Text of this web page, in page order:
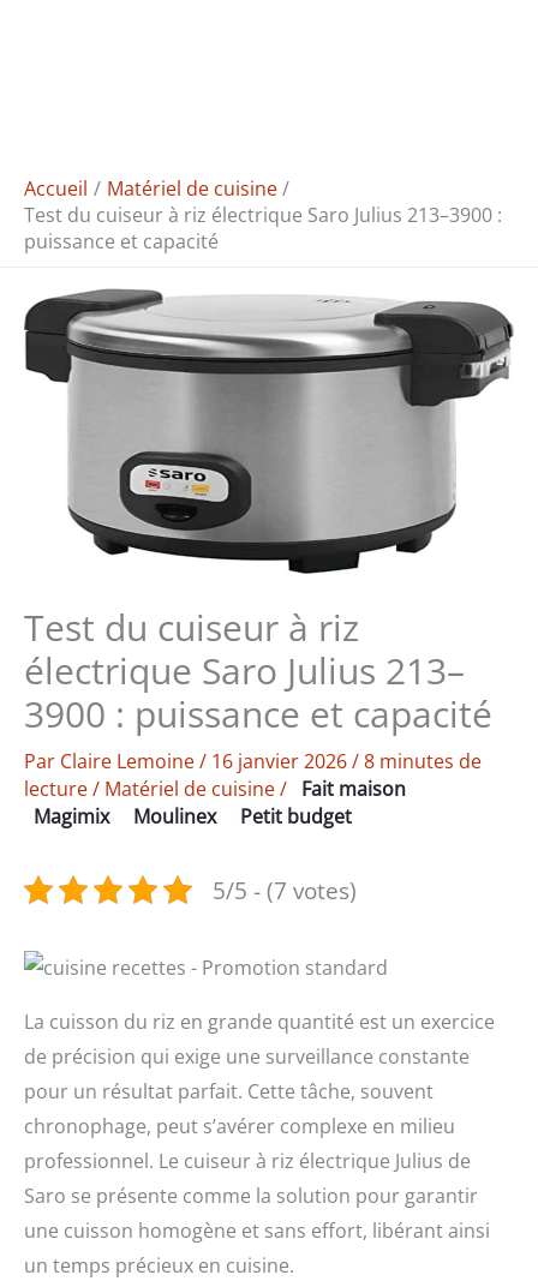
Accueil
Matériel de cuisine
Test du cuiseur à riz électrique Saro Julius 213–3900 :
puissance et capacité
Test du cuiseur à riz
électrique Saro Julius 213–
3900 : puissance et capacité
Par Claire Lemoine/ 16 janvier 2026/8 minutes de
lecture/ Matériel de cuisine/ Fait maison
Magimix
Moulinex Petit budget
5/5 - (7 votes)
La cuisson du riz en grande quantité est un exercice
de précision qui exige une surveillance constante
pour un résultat parfait. Cette tâche, souvent
chronophage, peut s’avérer complexe en milieu
professionnel. Le cuiseur à riz électrique Julius de
Saro se présente comme la solution pour garantir
une cuisson homogène et sans effort, libérant ainsi
un temps précieux en cuisine.